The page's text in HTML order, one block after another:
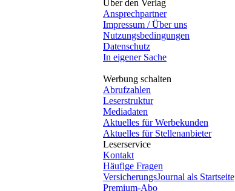
Über den Verlag
Ansprechpartner
Impressum / Über uns
Nutzungsbedingungen
Datenschutz
In eigener Sache
Werbung schalten
Abrufzahlen
Leserstruktur
Mediadaten
Aktuelles für Werbekunden
Aktuelles für Stellenanbieter
Leserservice
Kontakt
Häufige Fragen
VersicherungsJournal als Startseite
Premium-Abo